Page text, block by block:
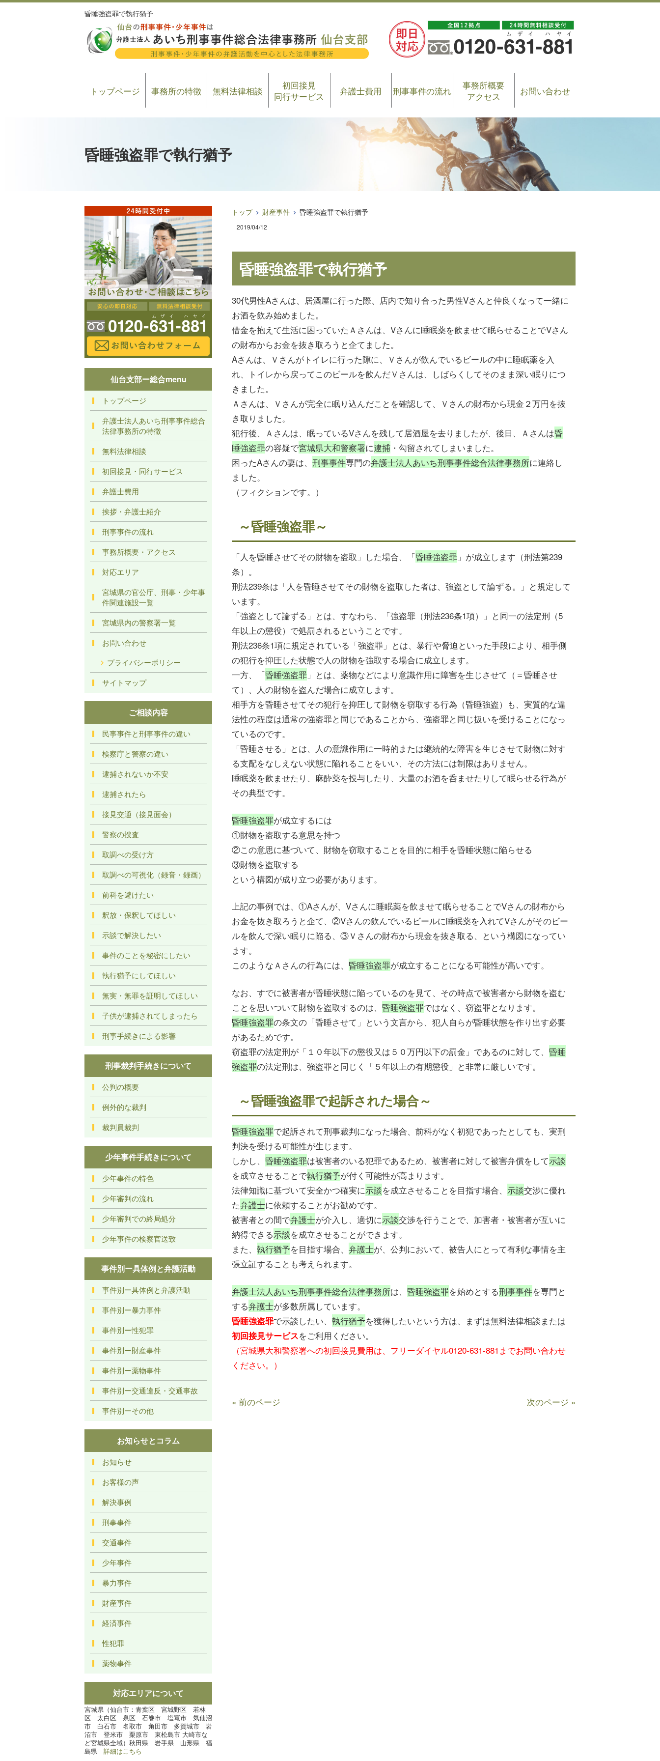
昏睡強盗罪で執行猶予
トップページ 事務所の特徴 無料法律相談
初回接見
同行サービス
弁護士費用 刑事事件の流れ
事務所概要
アクセス
お問い合わせ
昏睡強盗罪で執行猶予
トップ 財産事件 昏睡強盗罪で執行猶予
2019/04/12
昏睡強盗罪で執行猶予
30代男性Aさんは、居酒屋に行った際、店内で知り合った男性Vさんと仲良くなって一緒に
お酒を飲み始めました。
借金を抱えて生活に困っていたＡさんは、Vさんに睡眠薬を飲ませて眠らせることでVさん
の財布からお金を抜き取ろうと企てました。
Aさんは、Ｖさんがトイレに行った隙に、Ｖさんが飲んでいるビールの中に睡眠薬を入
れ、トイレから戻ってこのビールを飲んだＶさんは、しばらくしてそのまま深い眠りにつ
きました。
Ａさんは、Ｖさんが完全に眠り込んだことを確認して、Ｖさんの財布から現金２万円を抜
き取りました。
犯行後、Ａさんは、眠っているVさんを残して居酒屋を去りましたが、後日、Ａさんは昏
睡強盗罪の容疑で宮城県大和警察署に逮捕 ・勾留されてしまいました。
困ったAさんの妻は、 刑事事件専門の弁護士法人あいち刑事事件総合法律事務所に連絡し
ました。
（フィクションです。）
～昏睡強盗罪～
「人を昏睡させてその財物を盗取」した場合、「昏睡強盗罪 」が成立します（刑法第239
条）。
刑法239条は「人を昏睡させてその財物を盗取した者は、強盗として論ずる。」と規定して
います。
「強盗として論ずる」とは、すなわち、「強盗罪（刑法236条1項）」と同一の法定刑（5
年以上の懲役）で処罰されるということです。
刑法236条1項に規定されている「強盗罪」とは、暴行や脅迫といった手段により、相手側
の犯行を抑圧した状態で人の財物を強取する場合に成立します。
一方、「昏睡強盗罪 」とは、薬物などにより意識作用に障害を生じさせて（＝昏睡させ
て）、人の財物を盗んだ場合に成立します。
相手方を昏睡させてその犯行を抑圧して財物を窃取する行為（昏睡強盗）も、実質的な違
法性の程度は通常の強盗罪と同じであることから、強盗罪と同じ扱いを受けることになっ
ているのです。
「昏睡させる」とは、人の意識作用に一時的または継続的な障害を生じさせて財物に対す
る支配をなしえない状態に陥れることをいい、その方法には制限はありません。
睡眠薬を飲ませたり、麻酔薬を投与したり、大量のお酒を呑ませたりして眠らせる行為が
その典型です。
昏睡強盗罪が成立するには
①財物を盗取する意思を持つ
②この意思に基づいて、財物を窃取することを目的に相手を昏睡状態に陥らせる
③財物を盗取する
という構図が成り立つ必要があります。
上記の事例では、①Aさんが、Vさんに睡眠薬を飲ませて眠らせることでVさんの財布から
お金を抜き取ろうと企て、②Vさんの飲んでいるビールに睡眠薬を入れてVさんがそのビー
ルを飲んで深い眠りに陥る、③Ｖさんの財布から現金を抜き取る、という構図になってい
ます。
このようなＡさんの行為には、 昏睡強盗罪が成立することになる可能性が高いです。
なお、すでに被害者が昏睡状態に陥っているのを見て、その時点で被害者から財物を盗む
ことを思いついて財物を盗取するのは、 昏睡強盗罪ではなく、窃盗罪となります。
昏睡強盗罪の条文の「昏睡させて」という文言から、犯人自らが昏睡状態を作り出す必要
があるためです。
窃盗罪の法定刑が「１０年以下の懲役又は５０万円以下の罰金」であるのに対して、 昏睡
強盗罪の法定刑は、強盗罪と同じく「５年以上の有期懲役」と非常に厳しいです。
～昏睡強盗罪で起訴された場合～
昏睡強盗罪で起訴されて刑事裁判になった場合、前科がなく初犯であったとしても、実刑
判決を受ける可能性が生じます。
しかし、 昏睡強盗罪は被害者のいる犯罪であるため、被害者に対して被害弁償をして示談
を成立させることで執行猶予が付く可能性が高まります。
法律知識に基づいて安全かつ確実に示談を成立させることを目指す場合、 示談交渉に優れ
た弁護士に依頼することがお勧めです。
被害者との間で弁護士が介入し、適切に示談交渉を行うことで、加害者・被害者が互いに
納得できる示談を成立させることができます。
また、 執行猶予を目指す場合、 弁護士が、公判において、被告人にとって有利な事情を主
張立証することも考えられます。
弁護士法人あいち刑事事件総合法律事務所は、 昏睡強盗罪を始めとする刑事事件を専門と
する弁護士が多数所属しています。
昏睡強盗罪で示談したい、 執行猶予を獲得したいという方は、まずは無料法律相談または
初回接見サービスをご利用ください。
（宮城県大和警察署への初回接見費用は、フリーダイヤル0120-631-881までお問い合わせ
ください。）
« 前のページ 次のページ »
仙台支部ー総合menu
トップページ
弁護士法人あいち刑事事件総合
法律事務所の特徴
無料法律相談
初回接見・同行サービス
弁護士費用
挨拶・弁護士紹介
刑事事件の流れ
事務所概要・アクセス
対応エリア
宮城県の官公庁、刑事・少年事
件関連施設一覧
宮城県内の警察署一覧
お問い合わせ
プライバシーポリシー
サイトマップ
ご相談内容
民事事件と刑事事件の違い
検察庁と警察の違い
逮捕されないか不安
逮捕されたら
接見交通（接見面会）
警察の捜査
取調べの受け方
取調べの可視化（録音・録画）
前科を避けたい
釈放・保釈してほしい
示談で解決したい
事件のことを秘密にしたい
執行猶予にしてほしい
無実・無罪を証明してほしい
子供が逮捕されてしまったら
刑事手続きによる影響
刑事裁判手続きについて
公判の概要
例外的な裁判
裁判員裁判
少年事件手続きについて
少年事件の特色
少年審判の流れ
少年審判での終局処分
少年事件の検察官送致
事件別ー具体例と弁護活動
事件別ー具体例と弁護活動
事件別ー暴力事件
事件別ー性犯罪
事件別ー財産事件
事件別ー薬物事件
事件別ー交通違反・交通事故
事件別ーその他
お知らせとコラム
お知らせ
お客様の声
解決事例
刑事事件
交通事件
少年事件
暴力事件
財産事件
経済事件
性犯罪
薬物事件
対応エリアについて
宮城県（仙台市：青葉区 宮城野区 若林
区 太白区 泉区 石巻市 塩竃市 気仙沼
市 白石市 名取市 角田市 多賀城市 岩
沼市 登米市 栗原市 東松島市 大崎市な
ど宮城県全域）秋田県 岩手県 山形県 福
島県 詳細はこちら